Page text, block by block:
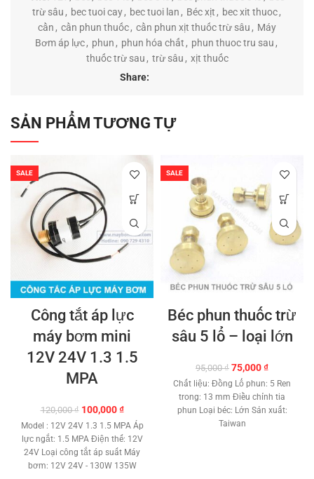
trừ sâu , bec tuoi cay , bec tuoi lan , Béc xịt , bec xit thuoc ,
cần , cần phun thuốc, cần phun xịt thuốc trừ sâu , Máy
Bơm áp lực, phun , phun hóa chất , phun thuoc tru sau ,
thuốc trừ sau , trừ sâu , xịt thuốc
Share:
SẢN PHẨM TƯƠNG TỰ
SALE
Công tắt áp lực
máy bơm mini
12V 24V 1.3 1.5
MPA
120,000₫ Giá
gốc
là:
120,000 ₫.
100,000₫Giá
hiện
tại
là:
100,000 ₫.
Model : 12V 24V 1.3 1.5 MPA Áp
lực ngắt: 1.5 MPA Điện thế: 12V
24V Loại công tắt áp suất Máy
bơm: 12V 24V - 130W 135W
SALE
Béc phun thuốc trừ
sâu 5 lổ – loại lớn
95,000₫ Giá
gốc
là:
95,000 ₫.
75,000₫Giá
hiện
tại
Chất liệu: Đồng Lổ phun: 5 Ren
trong: 13 mm Điều chỉnh tia
phun Loại béc: Lớn Sản xuất:
Taiwan